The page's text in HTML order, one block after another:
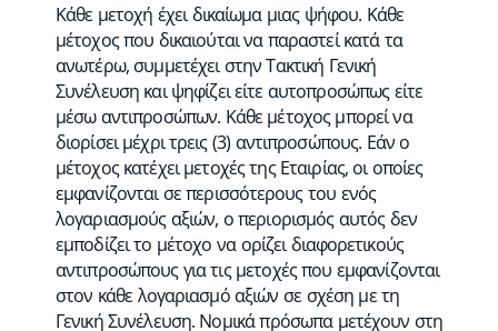
Κάθε μετοχή έχει δικαίωμα μιας ψήφου. Κάθε
μέτοχος που δικαιούται να παραστεί κατά τα
ανωτέρω, συμμετέχει στην Τακτική Γενική
Συνέλευση και ψηφίζει είτε αυτοπροσώπως είτε
μέσω αντιπροσώπων. Κάθε μέτοχος μπορεί να
διορίσει μέχρι τρεις (3) αντιπροσώπους. Εάν ο
μέτοχος κατέχει μετοχές της Εταιρίας, οι οποίες
εμφανίζονται σε περισσότερους του ενός
λογαριασμούς αξιών, ο περιορισμός αυτός δεν
εμποδίζει το μέτοχο να ορίζει διαφορετικούς
αντιπροσώπους για τις μετοχές που εμφανίζονται
στον κάθε λογαριασμό αξιών σε σχέση με τη
Γενική Συνέλευση. Νομικά πρόσωπα μετέχουν στη